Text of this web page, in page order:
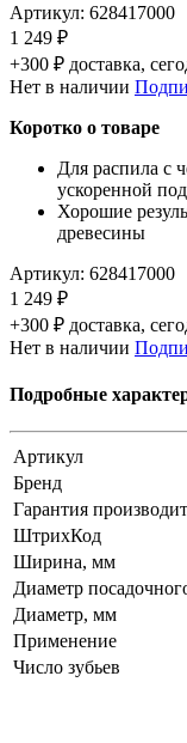
Артикул: 628417000
1 249 ₽
+300 ₽ доставка,
Нет в наличии
Коротко о товаре
Для распила с
ускоренной
Хорошие
древесины
Артикул: 628417000
1 249 ₽
+300 ₽ доставка,
Нет в наличии
Подробные
Артикул
Бренд
Гарантия
ШтрихКод
Ширина, мм
Диаметр
Диаметр, мм
Применение
Число зубьев